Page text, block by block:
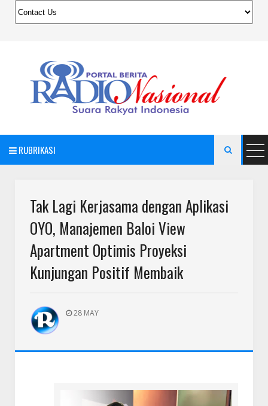
RUBRIKASI 
Tak Lagi Kerjasama dengan Aplikasi
OYO, Manajemen Baloi View
Apartment Optimis Proyeksi
Kunjungan Positif Membaik
28 MAY